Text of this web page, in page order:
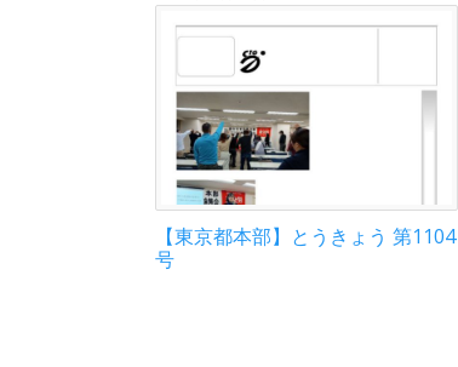
【東京都本部】とうきょう 第1104
号